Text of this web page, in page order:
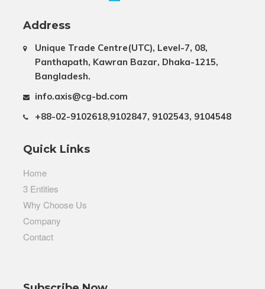
Address
Unique Trade Centre(UTC), Level-7, 08,
Panthapath, Kawran Bazar, Dhaka-1215,
Bangladesh.
info.axis@cg-bd.com
+88-02-9102618,9102847, 9102543, 9104548
Quick Links
Home
3 Entities
Why Choose Us
Company
Contact